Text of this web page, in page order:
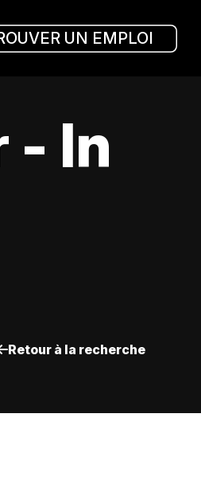
UN EMPLOI
- In
Retour à la recherche